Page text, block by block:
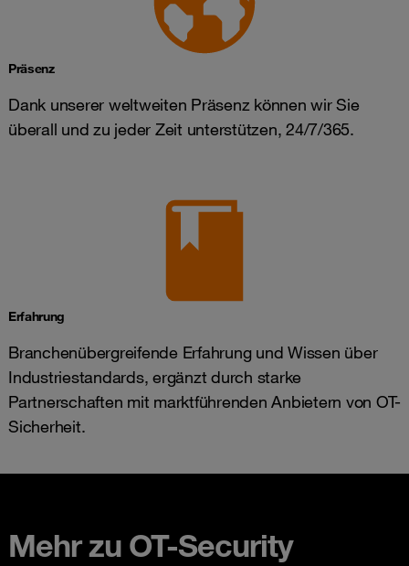
Präsenz
Dank unserer weltweiten Präsenz können wir Sie
überall und zu jeder Zeit unterstützen, 24/7/365.
Erfahrung
Branchenübergreifende Erfahrung und Wissen über
Industriestandards, ergänzt durch starke
Partnerschaften mit marktführenden Anbietern von OT-
Sicherheit.
Mehr zu OT-Security